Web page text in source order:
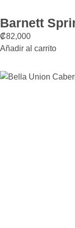
Barnett
₡82,000
Añadir al carrito